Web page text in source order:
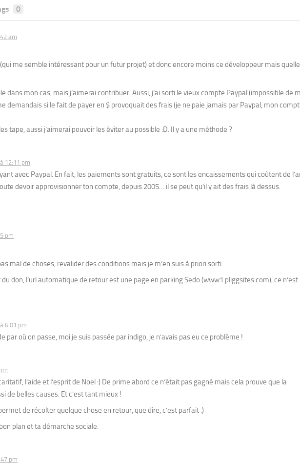
0
am
(qui me semble intéressant pour un futur projet) et donc encore moins ce développeur mais
dans mon cas, mais j’aimerai contribuer. Aussi, j’ai sorti le vieux compte Paypal (impossible de
demandais si le fait de payer en $ provoquait des frais (je ne paie jamais par Paypal, mon
tape, aussi j’aimerai pouvoir les éviter au possible :D. Il y a une méthode ?
12:11 pm
avec Paypal. En fait, les paiements sont gratuits, ce sont les encaissements qui coûtent de
devoir approvisionner ton compte, depuis 2005… il se peut qu’il y ait des frais là dessus.
pm
mal de choses, revalider des conditions mais je m’en suis à priori sorti.
don, l’url automatique de retour est une page en parking Sedo (www1.pliggsites.com), ce
6:01 pm
par où on passe, moi je suis passée par indigo, je n’avais pas eu ce problème !
l’aide et l’esprit de Noel :) De prime abord ce n’était pas gagné mais cela prouve que la
de belles causes. Et c’est tant mieux !
de récolter quelque chose en retour, que dire, c’est parfait :)
plan et ta démarche sociale.
pm